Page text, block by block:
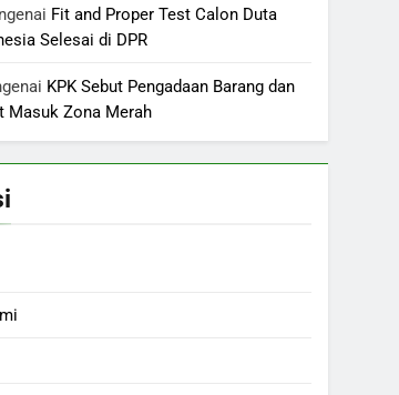
Fit and Proper Test Calon Duta
Selesai di DPR
KPK Sebut Pengadaan Barang dan
Masuk Zona Merah